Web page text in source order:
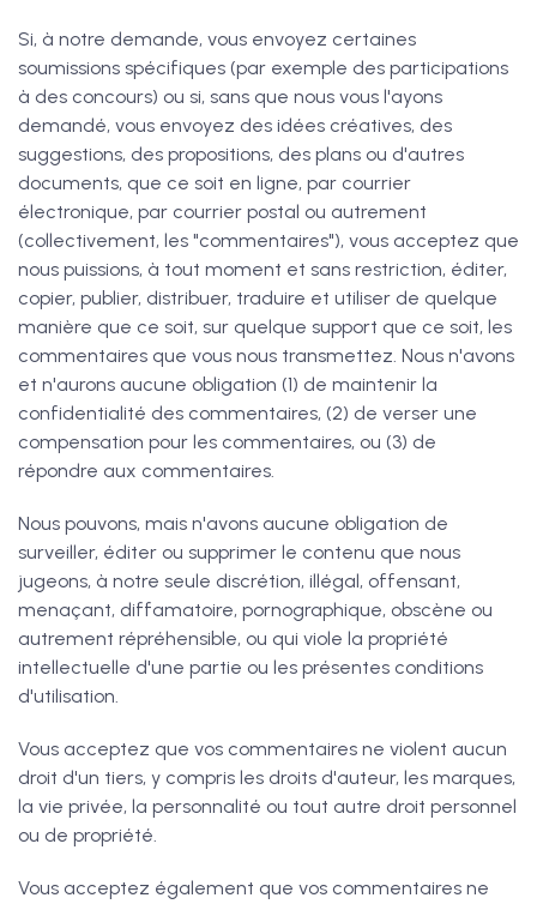
Si, à notre demande, vous envoyez certaines
soumissions spécifiques (par exemple des participations
à des concours) ou si, sans que nous vous l'ayons
demandé, vous envoyez des idées créatives, des
suggestions, des propositions, des plans ou d'autres
documents, que ce soit en ligne, par courrier
électronique, par courrier postal ou autrement
(collectivement, les "commentaires"), vous acceptez que
nous puissions, à tout moment et sans restriction, éditer,
copier, publier, distribuer, traduire et utiliser de quelque
manière que ce soit, sur quelque support que ce soit, les
commentaires que vous nous transmettez. Nous n'avons
et n'aurons aucune obligation (1) de maintenir la
confidentialité des commentaires, (2) de verser une
compensation pour les commentaires, ou (3) de
répondre aux commentaires.
Nous pouvons, mais n'avons aucune obligation de
surveiller, éditer ou supprimer le contenu que nous
jugeons, à notre seule discrétion, illégal, offensant,
menaçant, diffamatoire, pornographique, obscène ou
autrement répréhensible, ou qui viole la propriété
intellectuelle d'une partie ou les présentes conditions
d'utilisation.
Vous acceptez que vos commentaires ne violent aucun
droit d'un tiers, y compris les droits d'auteur, les marques,
la vie privée, la personnalité ou tout autre droit personnel
ou de propriété.
Vous acceptez également que vos commentaires ne